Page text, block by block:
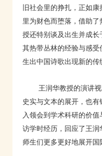
旧社会里的挣扎，正如
里为财色而堕落，借助
授还特别谈及出生并成长
其热带丛林的经验与感
生出中国诗歌出现新的传
王润华教授的演讲
史实与文本的展开，也
入领会到学术科研的价
访学时经历，回应了王
师生们更多更好地展开国